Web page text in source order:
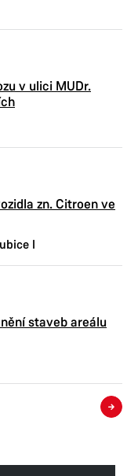
v ulici MUDr.
zn. Citroen ve
I
staveb areálu